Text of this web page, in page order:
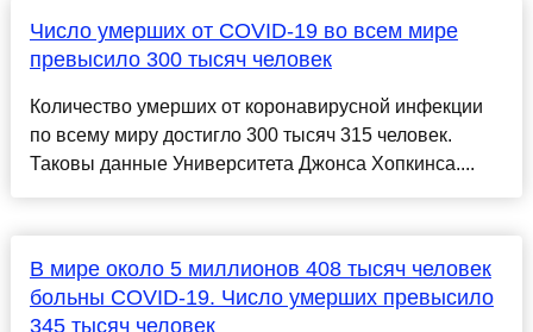
Число умерших от COVID-19 во всем мире
превысило 300 тысяч человек
Количество умерших от коронавирусной инфекции
по всему миру достигло 300 тысяч 315 человек.
Таковы данные Университета Джонса Хопкинса....
В мире около 5 миллионов 408 тысяч человек
больны COVID-19. Число умерших превысило
345 тысяч человек